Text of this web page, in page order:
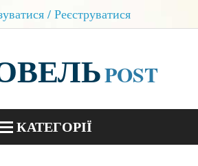
/ Реєструватися
POST
КАТЕГОРІЇ